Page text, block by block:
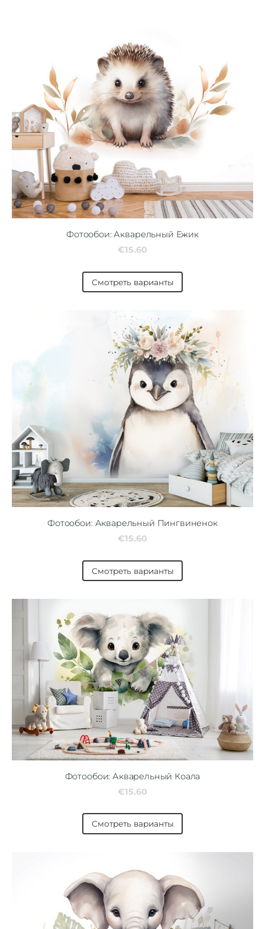
Фотообои: Акварельный Ежик
€15.60
Смотреть варианты
Фотообои: Акварельный Пингвиненок
€15.60
Смотреть варианты
Фотообои: Акварельный Коала
€15.60
Смотреть варианты